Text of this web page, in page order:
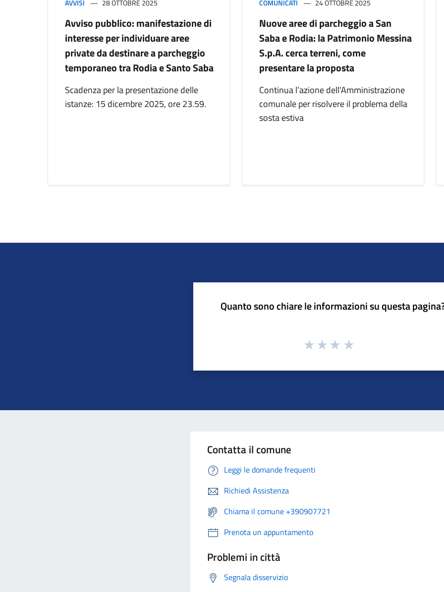
AVVISI 28 OTTOBRE 2025
Avviso pubblico: manifestazione di
interesse per individuare aree
private da destinare a parcheggio
temporaneo tra Rodia e Santo Saba
Scadenza per la presentazione delle
istanze: 15 dicembre 2025, ore 23.59.
COMUNICATI 24 OTTOBRE 2025
Nuove aree di parcheggio a San
Saba e Rodia: la Patrimonio Messina
S.p.A. cerca terreni, come
presentare la proposta
Continua l’azione dell’Amministrazione
comunale per risolvere il problema della
sosta estiva
Quanto sono chiare le informazioni su questa
Contatta il comune
Leggi le domande frequenti
Richiedi Assistenza
Chiama il comune +390907721
Prenota un appuntamento
Problemi in città
Segnala disservizio